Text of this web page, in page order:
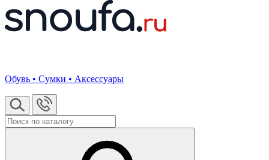
Обувь • Сумки • Аксессуары